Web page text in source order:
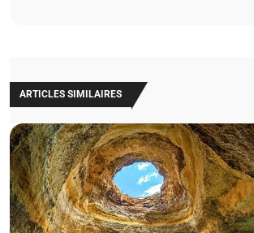
ARTICLES SIMILAIRES